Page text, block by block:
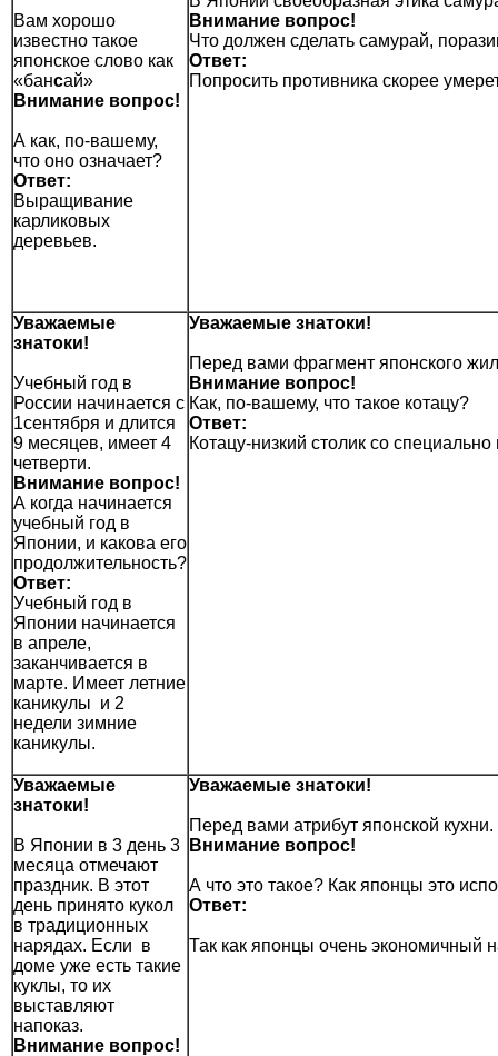
Вам хорошо
известно такое
японское слово как
«бансай»
Внимание вопрос!
А как, по-вашему,
что оно означает?
Ответ:
Выращивание
карликовых
деревьев.
Внимание вопрос!
Что должен сделать самурай,
Ответ:
Попросить противника скорее
Уважаемые
знатоки!
Учебный год в
России начинается с
1сентября и длится
9 месяцев, имеет 4
четверти.
Внимание вопрос!
А когда начинается
учебный год в
Японии, и какова его
продолжительность?
Ответ:
Учебный год в
Японии начинается
в апреле,
заканчивается в
марте. Имеет летние
каникулы и 2
недели зимние
каникулы.
Уважаемые знатоки!
Перед вами фрагмент японского
Внимание вопрос!
Как, по-вашему, что такое котацу?
Ответ:
Котацу-низкий столик со
Уважаемые
знатоки!
В Японии в 3 день 3
месяца отмечают
праздник. В этот
день принято кукол
в традиционных
нарядах. Если в
доме уже есть такие
куклы, то их
выставляют
напоказ.
Внимание вопрос!
Уважаемые знатоки!
Перед вами атрибут японской кухни.
Внимание вопрос!
А что это такое? Как японцы это
Ответ:
Так как японцы очень экономичный